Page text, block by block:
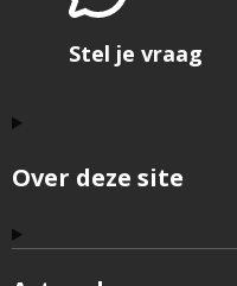
Over deze site
Stel je vraag